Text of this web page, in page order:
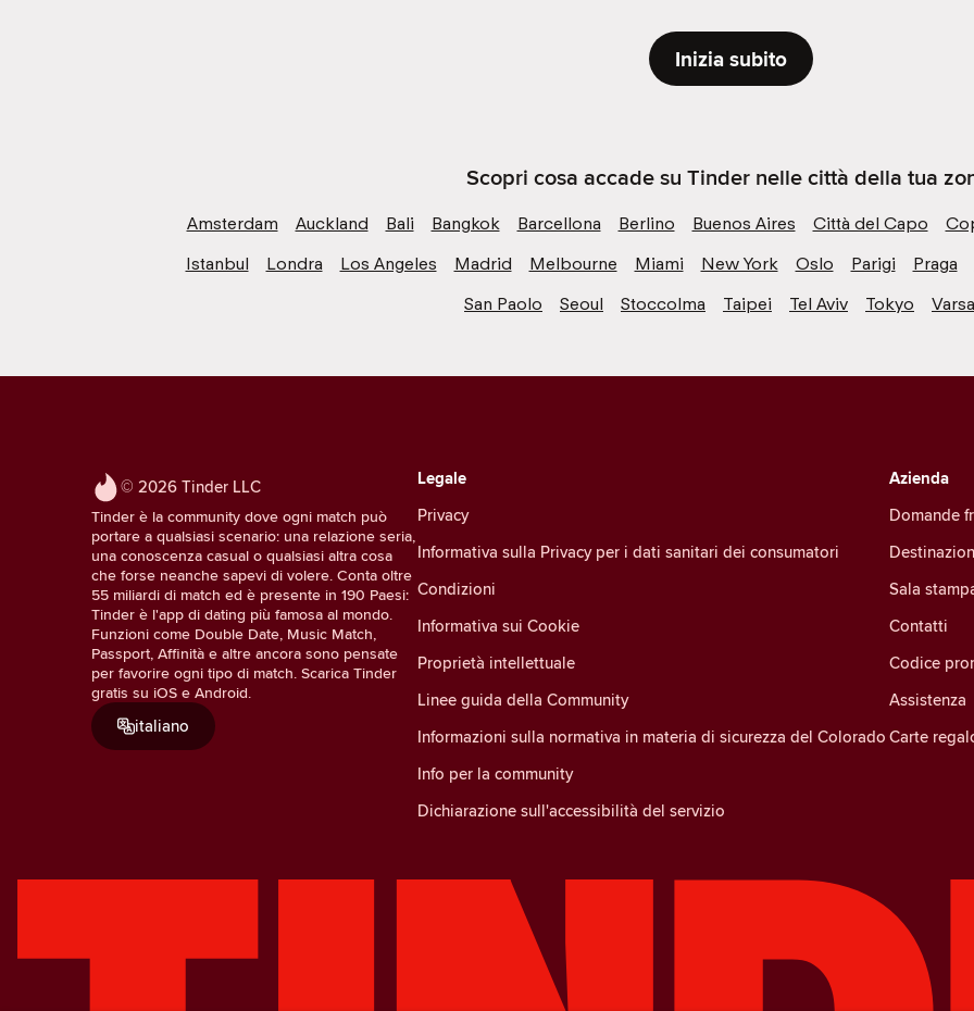
Inizia subito
Scopri cosa accade su Tinder nelle città della tua
Amsterdam Auckland Bali Bangkok Barcellona Berlino Buenos Aires Città del Capo
Istanbul
Londra Los Angeles Madrid Melbourne Miami New York Oslo Parigi Praga
San Paolo
Seoul Stoccolma Taipei Tel Aviv Tokyo
© 2026 Tinder LLC
Tinder è la community dove ogni match può
portare a qualsiasi scenario: una relazione seria,
una conoscenza casual o qualsiasi altra cosa
che forse neanche sapevi di volere. Conta oltre
55 miliardi di match ed è presente in 190 Paesi:
Tinder è l'app di dating più famosa al mondo.
Funzioni come Double Date, Music Match,
Passport, Affinità e altre ancora sono pensate
per favorire ogni tipo di match. Scarica Tinder
gratis su iOS e Android.
italiano
Legale
Privacy
Informativa sulla Privacy per i dati sanitari dei consumatori
Condizioni
Informativa sui Cookie
Proprietà intellettuale
Linee guida della Community
Informazioni sulla normativa in materia di sicurezza del Colorado
Info per la community
Dichiarazione sull'accessibilità del servizio
Azienda
Domande
Sala
Contatti
Codice
Assistenza
Carte